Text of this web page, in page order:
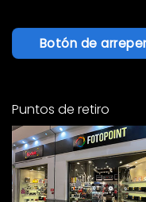
Botón de
Puntos de retiro